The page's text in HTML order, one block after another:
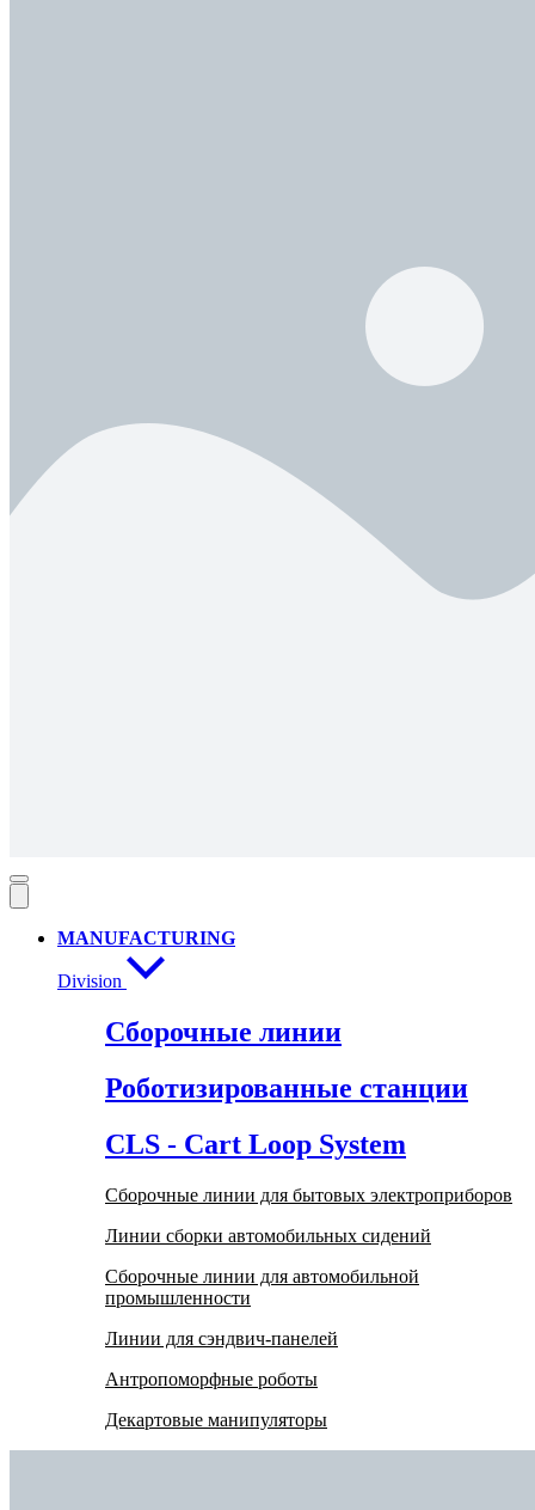
MANUFACTURING
Division
Сборочные линии
Роботизированные станции
CLS - Cart Loop System
Сборочные линии для бытовых электроприборов
Линии сборки автомобильных сидений
Сборочные линии для автомобильной
промышленности
Линии для сэндвич-панелей
Антропоморфные роботы
Декартовые манипуляторы